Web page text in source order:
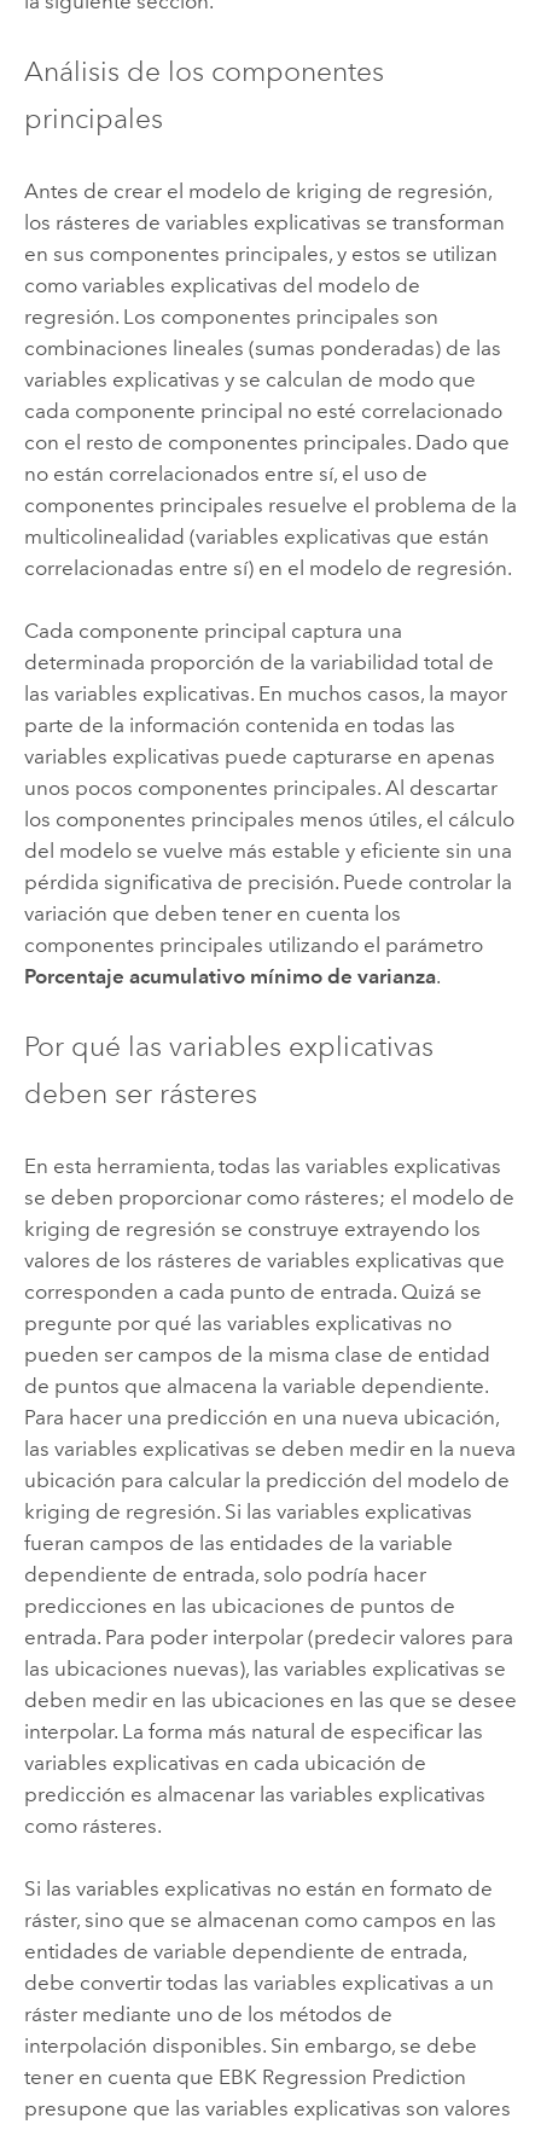
Análisis de los componentes
principales
Antes de crear el modelo de kriging de regresión,
los rásteres de variables explicativas se transforman
en sus componentes principales, y estos se utilizan
como variables explicativas del modelo de
regresión. Los componentes principales son
combinaciones lineales (sumas ponderadas) de las
variables explicativas y se calculan de modo que
cada componente principal no esté correlacionado
con el resto de componentes principales. Dado que
no están correlacionados entre sí, el uso de
componentes principales resuelve el problema de la
multicolinealidad (variables explicativas que están
correlacionadas entre sí) en el modelo de regresión.
Cada componente principal captura una
determinada proporción de la variabilidad total de
las variables explicativas. En muchos casos, la mayor
parte de la información contenida en todas las
variables explicativas puede capturarse en apenas
unos pocos componentes principales. Al descartar
los componentes principales menos útiles, el cálculo
del modelo se vuelve más estable y eficiente sin una
pérdida significativa de precisión. Puede controlar la
variación que deben tener en cuenta los
componentes principales utilizando el parámetro
Porcentaje acumulativo mínimo de varianza.
Por qué las variables explicativas
deben ser rásteres
En esta herramienta, todas las variables explicativas
se deben proporcionar como rásteres; el modelo de
kriging de regresión se construye extrayendo los
valores de los rásteres de variables explicativas que
corresponden a cada punto de entrada. Quizá se
pregunte por qué las variables explicativas no
pueden ser campos de la misma clase de entidad
de puntos que almacena la variable dependiente.
Para hacer una predicción en una nueva ubicación,
las variables explicativas se deben medir en la nueva
ubicación para calcular la predicción del modelo de
kriging de regresión. Si las variables explicativas
fueran campos de las entidades de la variable
dependiente de entrada, solo podría hacer
predicciones en las ubicaciones de puntos de
entrada. Para poder interpolar (predecir valores para
las ubicaciones nuevas), las variables explicativas se
deben medir en las ubicaciones en las que se desee
interpolar. La forma más natural de especificar las
variables explicativas en cada ubicación de
predicción es almacenar las variables explicativas
como rásteres.
Si las variables explicativas no están en formato de
ráster, sino que se almacenan como campos en las
entidades de variable dependiente de entrada,
debe convertir todas las variables explicativas a un
ráster mediante uno de los métodos de
interpolación disponibles. Sin embargo, se debe
tener en cuenta que EBK Regression Prediction
presupone que las variables explicativas son valores